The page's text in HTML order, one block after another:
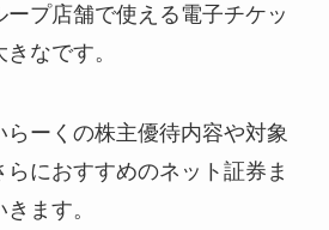
プ店舗で使える電子チケッ
なです。
ーくの株主優待内容や対象
におすすめのネット証券ま
ます。